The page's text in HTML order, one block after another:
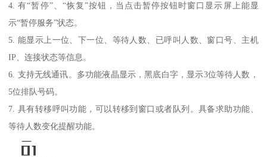
4. 有“暂停”、“恢复”按钮，当点击暂停按钮时窗口显示屏上能显
示“暂停服务”状态。
5. 能显示上一位、下一位、等待人数、已呼叫人数、窗口号、主机
IP、连接状态等信息。
6. 支持无线通讯。多功能液晶显示，黑底白字，显示3位等待人数，
5位排队号码。
7. 具有转移呼叫功能，可以转移到窗口或者队列。具备求助功能、
等待人数变化提醒功能。